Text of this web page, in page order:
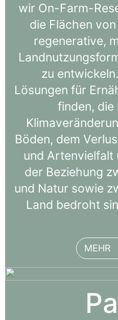
wir On-Farm-
die Flächen
regenerative,
zu
Lösungen für
finden, die
Böden, dem
und Artenvielfalt
der Beziehung
und Natur sowie
Land bedroht
MEHR